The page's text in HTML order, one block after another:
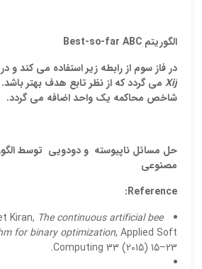
الگوریتم Best-so-far ABC
در فاز سوم از رابطه زیر استفاده می کند و
Xij می گردد که از نظر تابع هدف بهتر باشد.
شاخص محاکمه یک واحد اضافه می گردد.
حل مسائل ناپیوسته و دودویی توسط
مصنوعی
Reference:
Kiran, The continuous artificial bee
for binary optimization, Applied Soft
Computing 33 (2015) 15–23.